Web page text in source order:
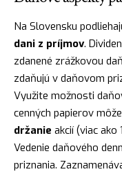
Na Slovensku
dani z príjmov.
zdanené zrážkovou
zdaňujú v daňovom
Využite možnosti
cenných papierov
držanie akcií (viac
Vedenie daňového
priznania.